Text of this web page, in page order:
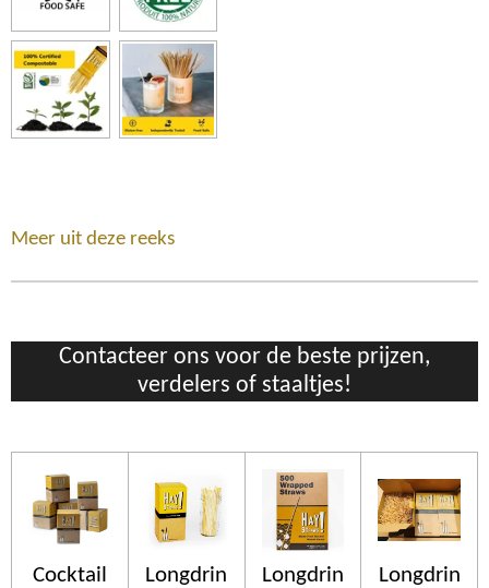
Meer uit deze reeks
Contacteer ons voor de beste prijzen,
verdelers of staaltjes!
Cocktail
Longdrin
Longdrin
Longdrin